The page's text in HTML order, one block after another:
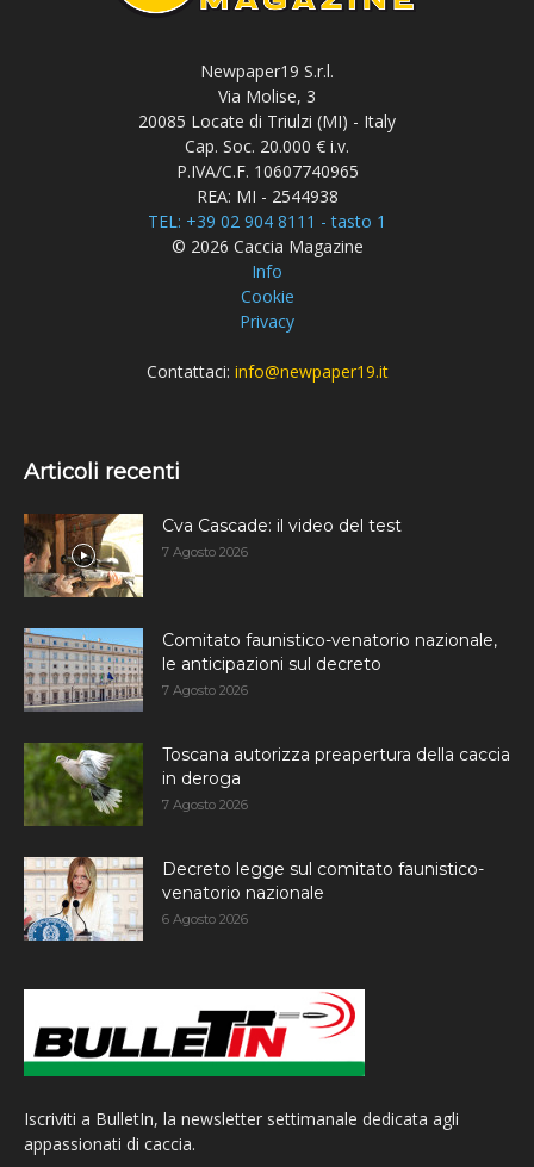
Newpaper19 S.r.l.
Via Molise, 3
20085 Locate di Triulzi (MI) - Italy
Cap. Soc. 20.000 € i.v.
P.IVA/C.F. 10607740965
REA: MI - 2544938
TEL: +39 02 904 8111 - tasto 1
© 2026 Caccia Magazine
Info
Cookie
Privacy
Contattaci: info@newpaper19.it
Articoli recenti
Cva Cascade: il video del test
7 Agosto 2026
Comitato faunistico-venatorio nazionale,
le anticipazioni sul decreto
7 Agosto 2026
Toscana autorizza preapertura della caccia
in deroga
7 Agosto 2026
Decreto legge sul comitato faunistico-
venatorio nazionale
6 Agosto 2026
Iscriviti a BulletIn, la newsletter settimanale dedicata agli
appassionati di caccia.